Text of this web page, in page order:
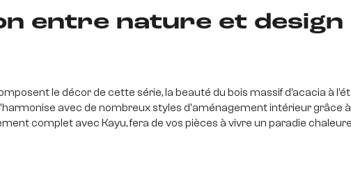
entre nature et design
le décor de cette série, la beauté du bois massif d’acacia à
avec de nombreux styles d'aménagement intérieur grâce
complet avec Kayu, fera de vos pièces à vivre un paradie